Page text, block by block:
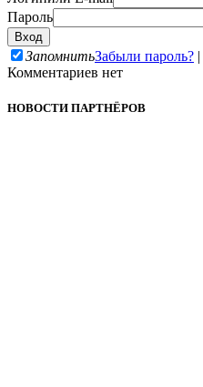
Пароль
ЗапомнитьЗабыли пароль? |
Комментариев нет
НОВОСТИ ПАРТНЁРОВ